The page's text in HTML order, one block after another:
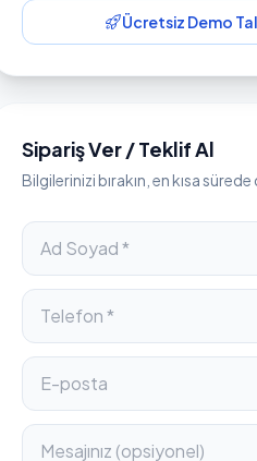
Ücretsiz Demo
Sipariş Ver / Teklif Al
Bilgilerinizi bırakın, en kısa